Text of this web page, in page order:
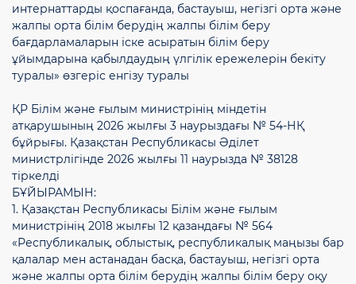
интернаттарды қоспағанда, бастауыш, негізгі орта және
жалпы орта білім берудің жалпы білім беру
бағдарламаларын іске асыратын білім беру
ұйымдарына қабылдаудың үлгілік ережелерін бекіту
туралы» өзгеріс енгізу туралы
ҚР Білім және ғылым министрінің міндетін
атқарушының 2026 жылғы 3 наурыздағы № 54-НҚ
бұйрығы. Қазақстан Республикасы Әділет
министрлігінде 2026 жылғы 11 наурызда № 38128
тіркелді
БҰЙЫРАМЫН:
1. Қазақстан Республикасы Білім және ғылым
министрінің 2018 жылғы 12 қазандағы № 564
«Республикалық, облыстық, республикалық маңызы бар
қалалар мен астанадан басқа, бастауыш, негізгі орта
және жалпы орта білім берудің жалпы білім беру оқу